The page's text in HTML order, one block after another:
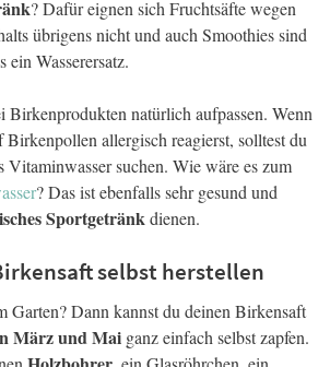
? Dafür eignen sich Fruchtsäfte wegen
übrigens nicht und auch Smoothies sind
ein Wasserersatz.
Birkenprodukten natürlich aufpassen. Wenn
Birkenpollen allergisch reagierst, solltest du
Vitaminwasser suchen. Wie wäre es zum
? Das ist ebenfalls sehr gesund und
Sportgetränkdienen.
selbst herstellen
Garten? Dann kannst du deinen Birkensaft
März und Mai ganz einfach selbst zapfen.